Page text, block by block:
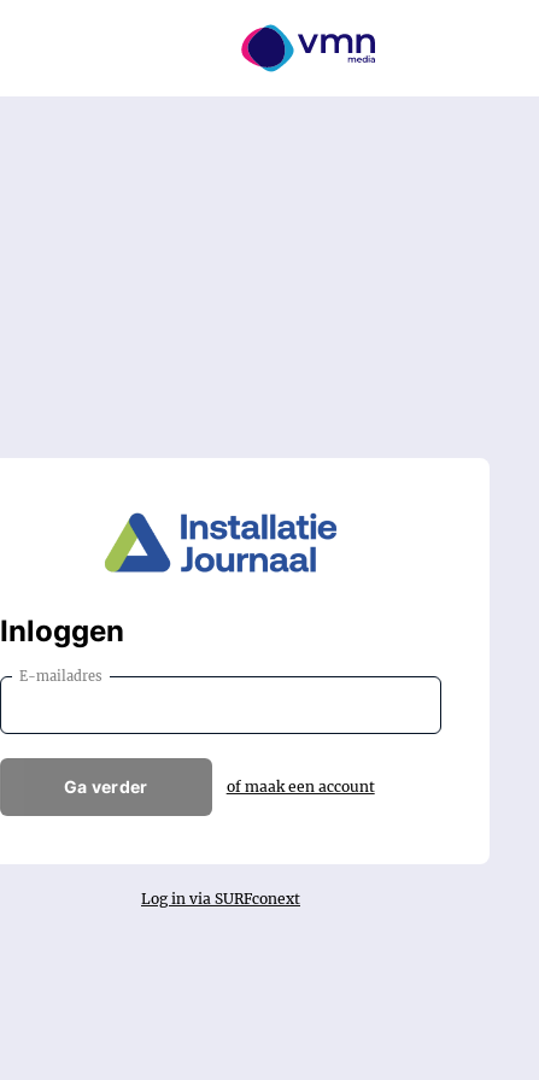
Inloggen
E-mailadres
Ga verder of maak een account
Log in via SURFconext